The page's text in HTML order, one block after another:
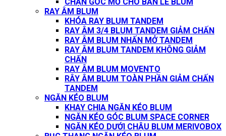
RAY ÂM BLUM
KHÓA RAY BLUM TANDEM
RAY ÂM 3/4 BLUM TANDEM GIẢM CHẤN
RAY ÂM BLUM NHẤN MỞ TANDEM
RAY ÂM BLUM TANDEM KHÔNG GIẢM
CHẤN
RAY ÂM BLUM MOVENTO
RÂY ÂM BLUM TOÀN PHẦN GIẢM CHẤN
TANDEM
NGĂN KÉO BLUM
KHAY CHIA NGĂN KÉO BLUM
NGĂN KÉO GÓC BLUM SPACE CORNER
NGĂN KÉO DƯỚI CHẬU BLUM MERIVOBOX